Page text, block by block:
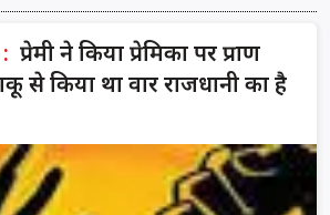
प्रेमी ने किया प्रेमिका पर प्राण
से किया था वार राजधानी का है